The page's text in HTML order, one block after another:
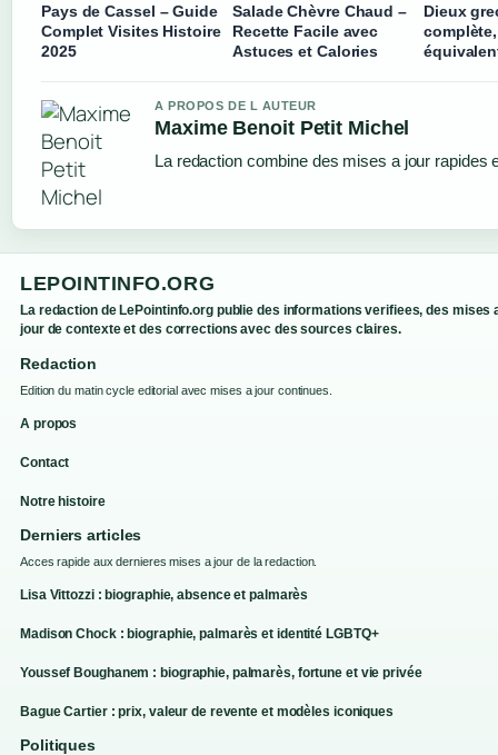
Pays de Cassel – Guide
Complet Visites Histoire
2025
Salade Chèvre Chaud –
Recette Facile avec
Astuces et Calories
Dieux
A PROPOS DE L AUTEUR
Maxime Benoit Petit Michel
La redaction combine des mises a jour rapides
LEPOINTINFO.ORG
La redaction de LePointinfo.org publie des informations verifiees, des mises
jour de contexte et des corrections avec des sources claires.
Redaction
Edition du matin cycle editorial avec mises a jour continues.
A propos
Contact
Notre histoire
Derniers articles
Acces rapide aux dernieres mises a jour de la redaction.
Lisa Vittozzi : biographie, absence et palmarès
Madison Chock : biographie, palmarès et identité LGBTQ+
Youssef Boughanem : biographie, palmarès, fortune et vie privée
Bague Cartier : prix, valeur de revente et modèles iconiques
Politiques